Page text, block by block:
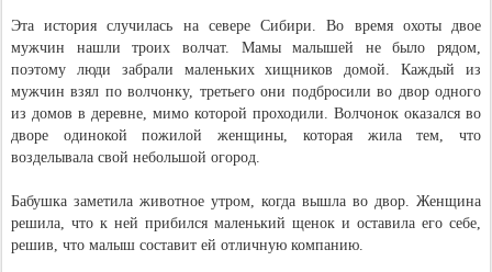
Эта история случилась на севере Сибири. Во время охоты двое
мужчин нашли троих волчат. Мамы малышей не было рядом,
поэтому люди забрали маленьких хищников домой. Каждый из
мужчин взял по волчонку, третьего они подбросили во двор одного
из домов в деревне, мимо которой проходили. Волчонок оказался во
дворе одинокой пожилой женщины, которая жила тем, что
возделывала свой небольшой огород.
Бабушка заметила животное утром, когда вышла во двор. Женщина
решила, что к ней прибился маленький щенок и оставила его себе,
решив, что малыш составит ей отличную компанию.